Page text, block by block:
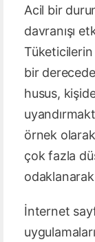
Acil bir
davranışı
bir
husus,
örnek
çok fazla
İnternet